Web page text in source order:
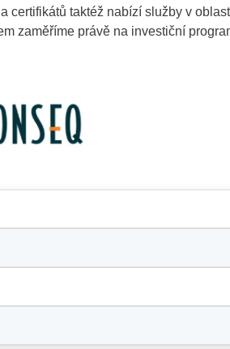
certifikátů taktéž nabízí služby v
zaměříme právě na investiční